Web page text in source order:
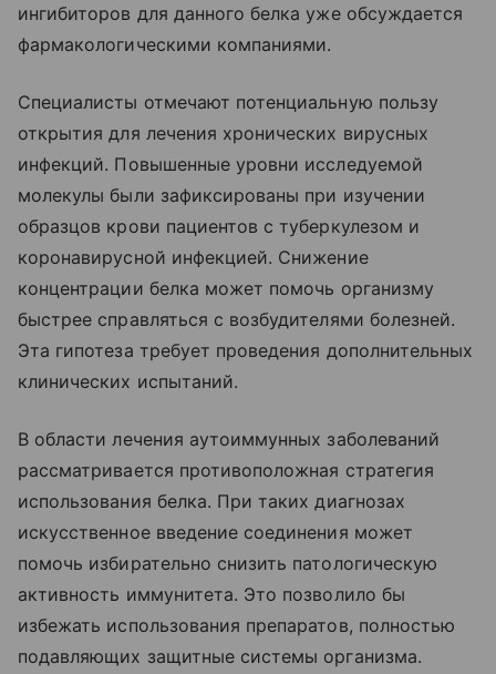
ингибиторов для данного белка уже обсуждается
фармакологическими компаниями.
Специалисты отмечают потенциальную пользу
открытия для лечения хронических вирусных
инфекций. Повышенные уровни исследуемой
молекулы были зафиксированы при изучении
образцов крови пациентов с туберкулезом и
коронавирусной инфекцией. Снижение
концентрации белка может помочь организму
быстрее справляться с возбудителями болезней.
Эта гипотеза требует проведения дополнительных
клинических испытаний.
В области лечения аутоиммунных заболеваний
рассматривается противоположная стратегия
использования белка. При таких диагнозах
искусственное введение соединения может
помочь избирательно снизить патологическую
активность иммунитета. Это позволило бы
избежать использования препаратов, полностью
подавляющих защитные системы организма.